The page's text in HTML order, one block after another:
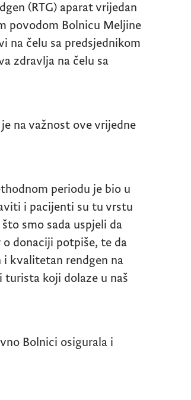
(RTG) aparat vrijedan
povodom Bolnicu Meljine
na čelu sa predsjednikom
zdravlja na čelu sa
na važnost ove vrijedne
periodu je bio u
i pacijenti su tu vrstu
smo sada uspjeli da
donaciji potpiše, te da
i kvalitetan rendgen na
koji dolaze u naš
Bolnici osigurala i